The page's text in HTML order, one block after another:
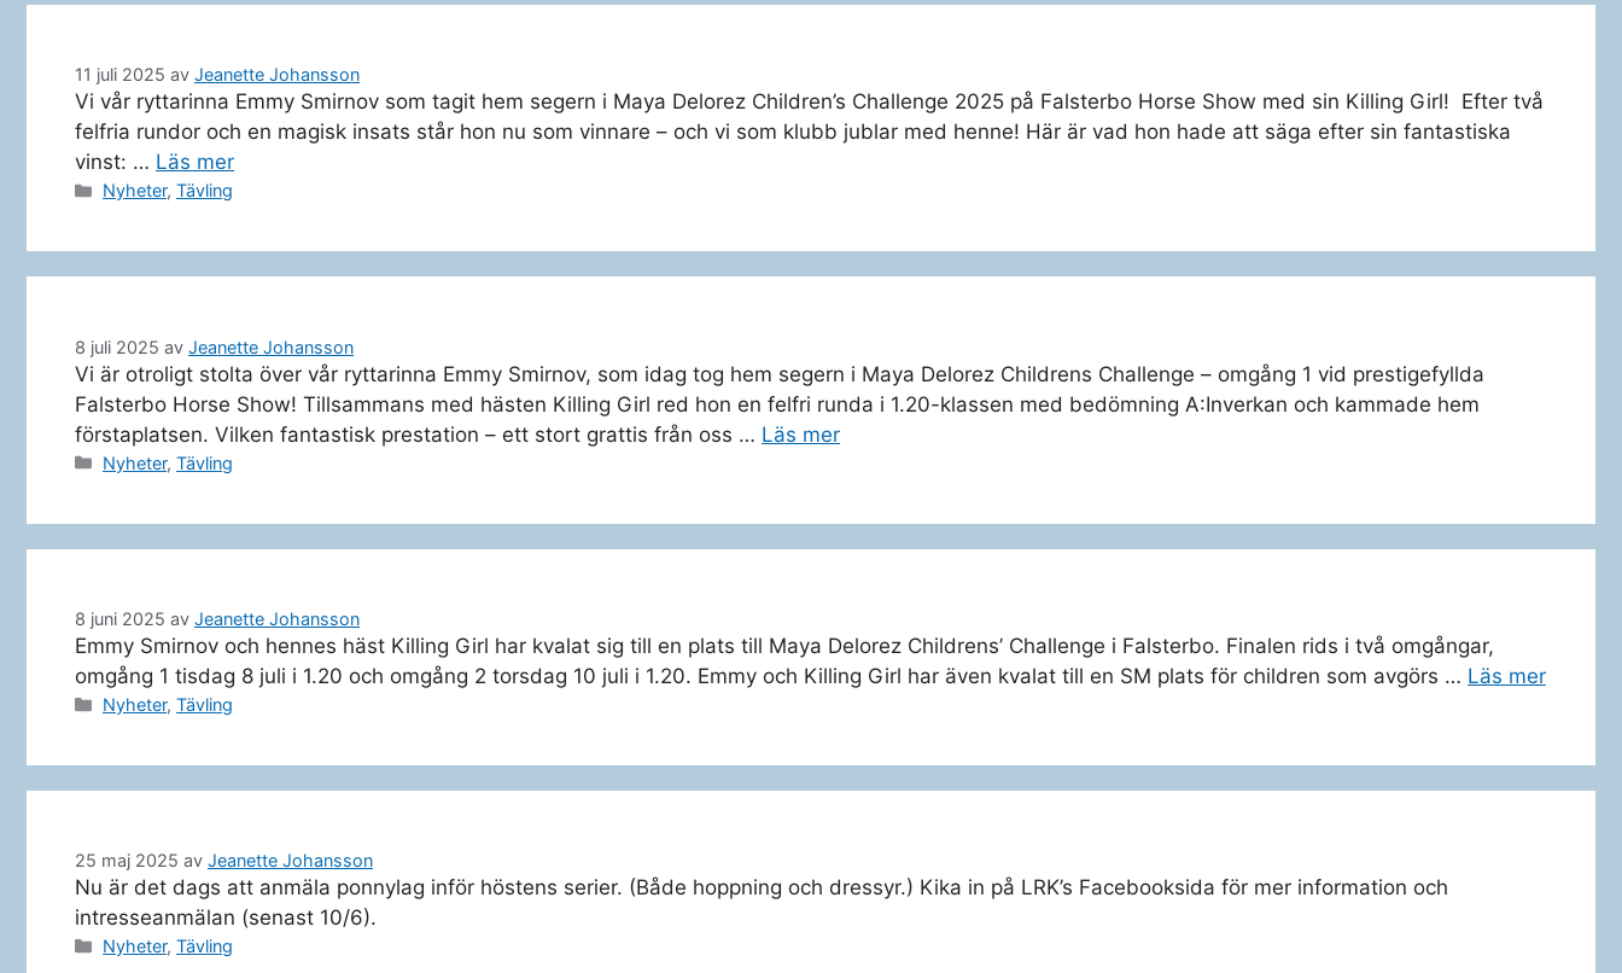
11 juli 2025 av Jeanette Johansson
Vi vår ryttarinna Emmy Smirnov som tagit hem segern i Maya Delorez Children’s Challenge 2025 på Falsterbo Horse Show med sin Killing Girl! Efter två
felfria rundor och en magisk insats står hon nu som vinnare – och vi som klubb jublar med henne! Här är vad hon hade att säga efter sin fantastiska
vinst: … Läs mer
Kategorier
Nyheter,Tävling
8 juli 2025 av Jeanette Johansson
Vi är otroligt stolta över vår ryttarinna Emmy Smirnov, som idag tog hem segern i Maya Delorez Childrens Challenge – omgång 1 vid prestigefyllda
Falsterbo Horse Show! Tillsammans med hästen Killing Girl red hon en felfri runda i 1.20-klassen med bedömning A:Inverkan och kammade hem
förstaplatsen. Vilken fantastisk prestation – ett stort grattis från oss … Läs mer
Kategorier
Nyheter,Tävling
8 juni 2025 av Jeanette Johansson
Emmy Smirnov och hennes häst Killing Girl har kvalat sig till en plats till Maya Delorez Childrens’ Challenge i Falsterbo. Finalen rids i två omgångar,
omgång 1 tisdag 8 juli i 1.20 och omgång 2 torsdag 10 juli i 1.20. Emmy och Killing Girl har även kvalat till en SM plats för children som avgörs … Läs mer
Kategorier
Nyheter,Tävling
25 maj 2025 av Jeanette Johansson
Nu är det dags att anmäla ponnylag inför höstens serier. (Både hoppning och dressyr.) Kika in på LRK’s Facebooksida för mer information och
intresseanmälan (senast 10/6).
Kategorier
Nyheter,Tävling